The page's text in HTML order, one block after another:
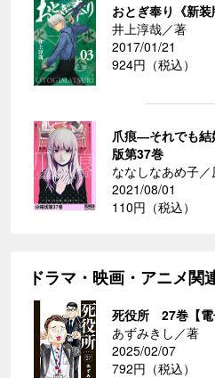
おとぎ奉り《新
井上淳哉／著
2017/01/21
924円（税込）
爪痕―それでも
版第37巻
ななしなあめ子
2021/08/01
110円（税込）
ドラマ・映画・アニメ関
死役所 27巻【電
あずみきし／著
2025/02/07
792円（税込）